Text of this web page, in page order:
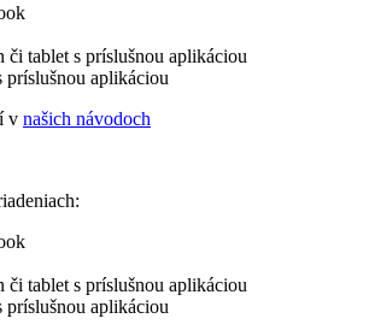
či tablet s príslušnou aplikáciou
príslušnou aplikáciou
v našich návodoch
či tablet s príslušnou aplikáciou
príslušnou aplikáciou